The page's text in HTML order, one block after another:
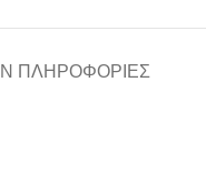
ΠΛΗΡΟΦΟΡΊΕΣ